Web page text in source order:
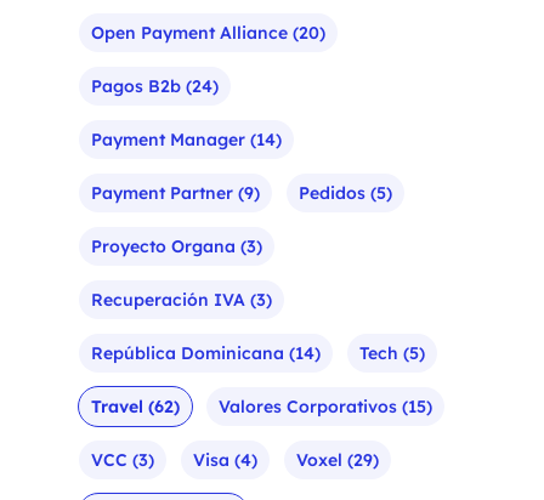
Open Payment Alliance (20)
Pagos B2b (24)
Payment Manager (14)
Payment Partner (9) Pedidos (5)
Proyecto Organa (3)
Recuperación IVA (3)
República Dominicana (14) Tech (5)
Travel (62) Valores Corporativos (15)
VCC (3) Visa (4) Voxel (29)